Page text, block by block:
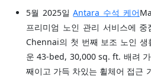
5월 2025일Antara 수석 케어
프리미엄 노인 관리 서비스에
Chennai의 첫 번째 보조 노인 생
운 43-bed, 30,000 sq. ft. 배려
째이고 가득 차있는 휠체어 접근